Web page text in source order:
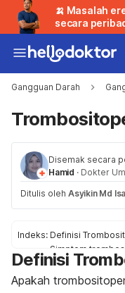
🍌 Masalah
secara
Gangguan Darah
Disemak secara
Hamid · Dokter
Ditulis oleh Asyikin Md Isa
Indeks: Definisi
Simptom
Punca
Faktor risiko
Definisi
Apakah